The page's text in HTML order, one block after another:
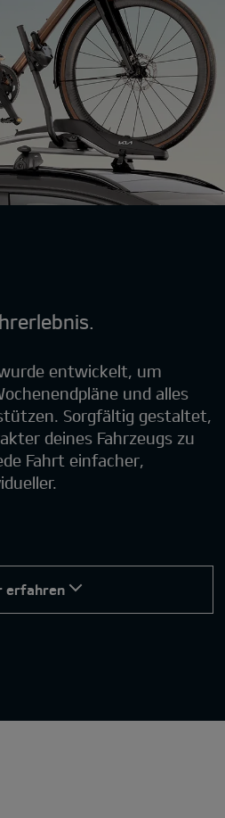
entwickelt, um
und alles
Sorgfältig gestaltet,
deines Fahrzeugs zu
Fahrt einfacher,
erfahren